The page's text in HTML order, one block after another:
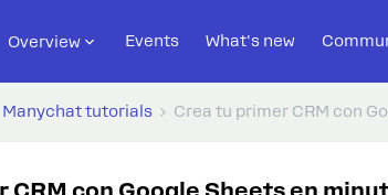
Overview Events What's new
Manychat tutorials Crea tu primer CRM con